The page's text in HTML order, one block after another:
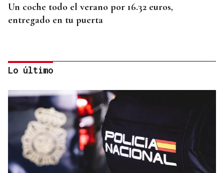
Un coche todo el verano por 16.32 euros,
entregado en tu puerta
CONATO EXTINGUIDO
Lo último